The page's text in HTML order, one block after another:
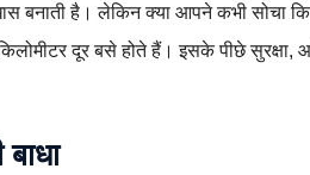
बनाती है। लेकिन क्या आपने कभी सोचा कि
दूर बसे होते हैं। इसके पीछे सुरक्षा,